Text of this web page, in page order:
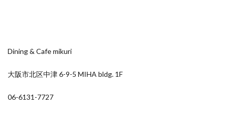
Dining & Cafe mikuri
大阪市北区中津 6-9-5 MIHA bldg. 1F
06-6131-7727